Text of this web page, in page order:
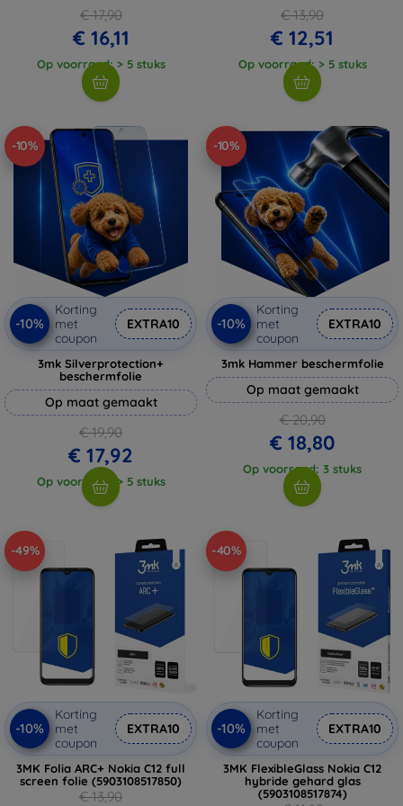
€ 17,90
€ 16,11
Op voorraad: > 5 stuks
€ 13,90
€ 12,51
Op voorraad: > 5 stuks
-10%
-10%
Korting
met
coupon
EXTRA10
3mk Silverprotection+
beschermfolie
Op maat gemaakt
€ 19,90
€ 17,92
Op voorraad: > 5 stuks
-10%
-10%
Korting
met
coupon
EXTRA10
3mk Hammer beschermfolie
Op maat gemaakt
€ 20,90
€ 18,80
Op voorraad: 3 stuks
-49%
-10%
Korting
met
coupon
EXTRA10
3MK Folia ARC+ Nokia C12 full
screen folie (5903108517850)
€ 13,90
-40%
-10%
Korting
met
coupon
EXTRA10
3MK FlexibleGlass Nokia C12
hybride gehard glas
(5903108517874)